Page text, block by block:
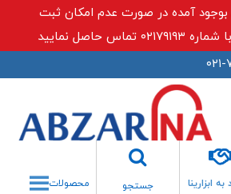
بوجود آمده در صورت عدم امکان ثبت
حاصل نمایید
به ابزارینا
جستجو
جستجو محصولات